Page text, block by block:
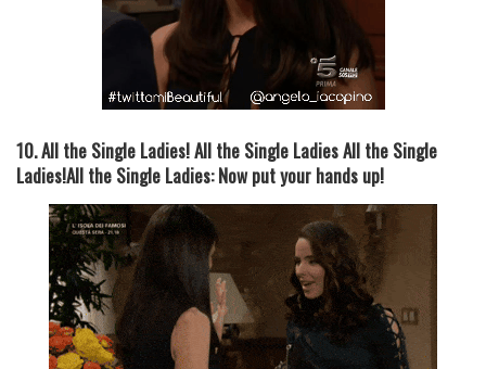
10. All the Single Ladies! All the Single Ladies All the Single
Ladies!All the Single Ladies: Now put your hands up!